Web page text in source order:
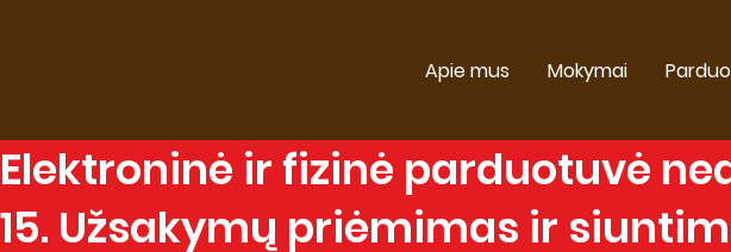
Apie mus Mokymai
Elektroninė ir fizinė parduotuvė
15. Užsakymų priėmimas ir